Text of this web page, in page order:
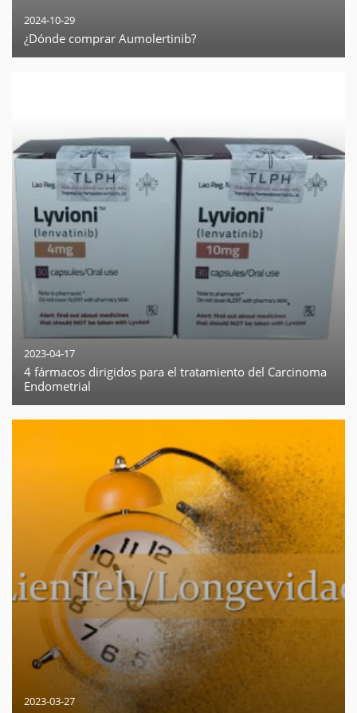
2024-10-29
¿Dónde comprar Aumolertinib?
2023-04-17
4 fármacos dirigidos para el tratamiento del Carcinoma
Endometrial
2023-03-27